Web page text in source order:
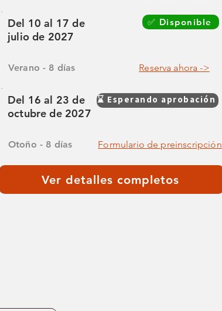
Del 10 al 17 de
julio de 2027
Verano - 8 días
✅ Disponible
Reserva ahora ->
Del 16 al 23 de
octubre de 2027
⌛ Esperando aprobación
Otoño - 8 días Formulario de preinscripción
Ver detalles completos